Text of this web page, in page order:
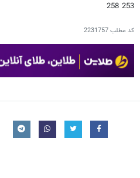
253 258
کد مطلب2231757